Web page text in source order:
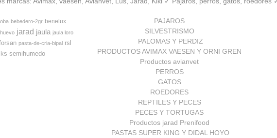
bebedero-2gr benelux
huevo jarad jaula jaula loro
pasta-de-cria-bipal rsl
semihumedo
PAJAROS
SILVESTRISMO
PALOMAS Y PERDIZ
PRODUCTOS AVIMAX VAESEN Y ORNI GREN
Productos avianvet
PERROS
GATOS
ROEDORES
REPTILES Y PECES
PECES Y TORTUGAS
Productos jarad Prenifood
PASTAS SUPER KING Y DIDAL HOYO